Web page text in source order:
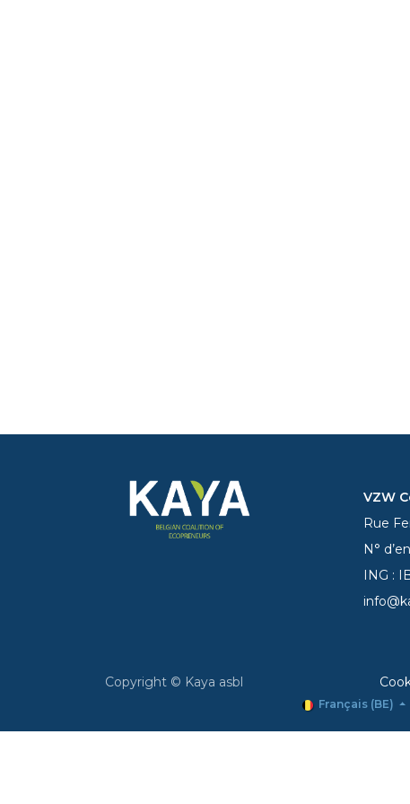
VZW
Rue
N°
ING :
Copyright © Kaya asbl
Français (BE)